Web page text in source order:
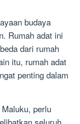
budaya
Rumah adat ini
dari rumah
itu, rumah adat
penting dalam
perlu